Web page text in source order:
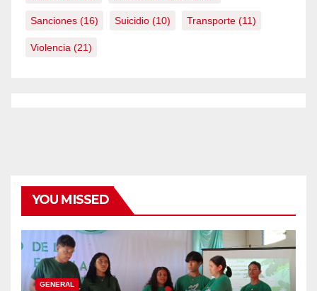
Sanciones (16) Suicidio (10) Transporte (11)
Violencia (21)
YOU MISSED
GENERAL